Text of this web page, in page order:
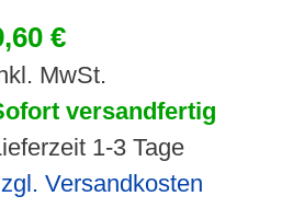
€
MwSt.
versandfertig
1-3 Tage
Versandkosten